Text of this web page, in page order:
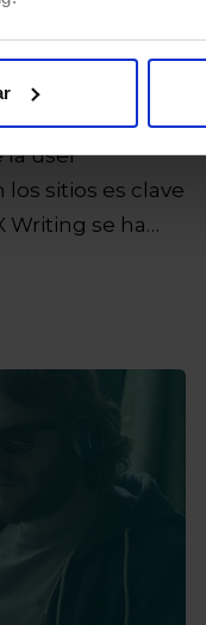
la user
sitios es clave
Writing se ha…